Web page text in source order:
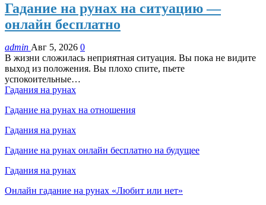
Гадание на рунах на ситуацию —
онлайн бесплатно
admin Авг 5, 2026 0
В жизни сложилась неприятная ситуация. Вы пока не видите
выход из положения. Вы плохо спите, пьете
успокоительные…
Гадания на рунах
Гадание на рунах на отношения
Гадания на рунах
Гадание на рунах онлайн бесплатно на будущее
Гадания на рунах
Онлайн гадание на рунах «Любит или нет»